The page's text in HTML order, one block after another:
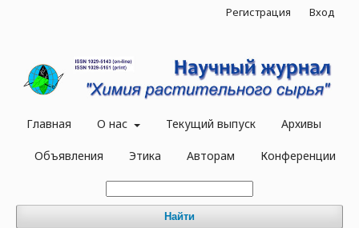
Главная О нас Текущий выпуск Архивы
Объявления Этика Авторам Конференции
Найти
Регистрация Вход